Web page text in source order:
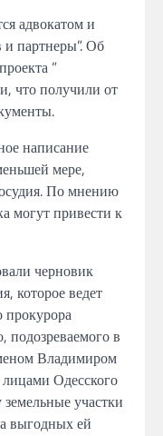
адвокатом и
и партнеры”. Об
”
что получили от
написание
мере,
По мнению
могут привести к
черновик
которое ведет
подозреваемого в
Владимиром
Одесского
земельные участки
выгодных ей